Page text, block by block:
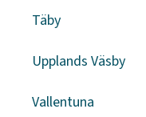
Täby
Upplands Väsby
Vallentuna